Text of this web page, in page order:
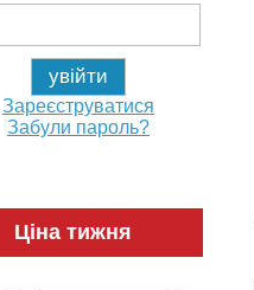
Зареєструватися
Забули пароль?
Ціна тижня